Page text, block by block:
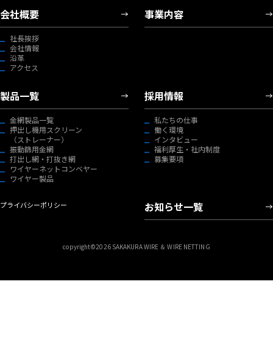
会社概要
社長挨拶
会社情報
沿革
アクセス
事業内容
製品一覧
金網製品一覧
押出し機用スクリーン
（ストレーナー）
振動篩用金網
打出し網・打抜き網
ワイヤーネットコンベヤー
ワイヤー製品
採用情報
私たちの仕事
働く環境
インタビュー
福利厚生・社内制度
募集要項
お知らせ一覧
プライバシーポリシー
copyright©2026 SAKAKURA WIRE ＆ WIRE NETTING